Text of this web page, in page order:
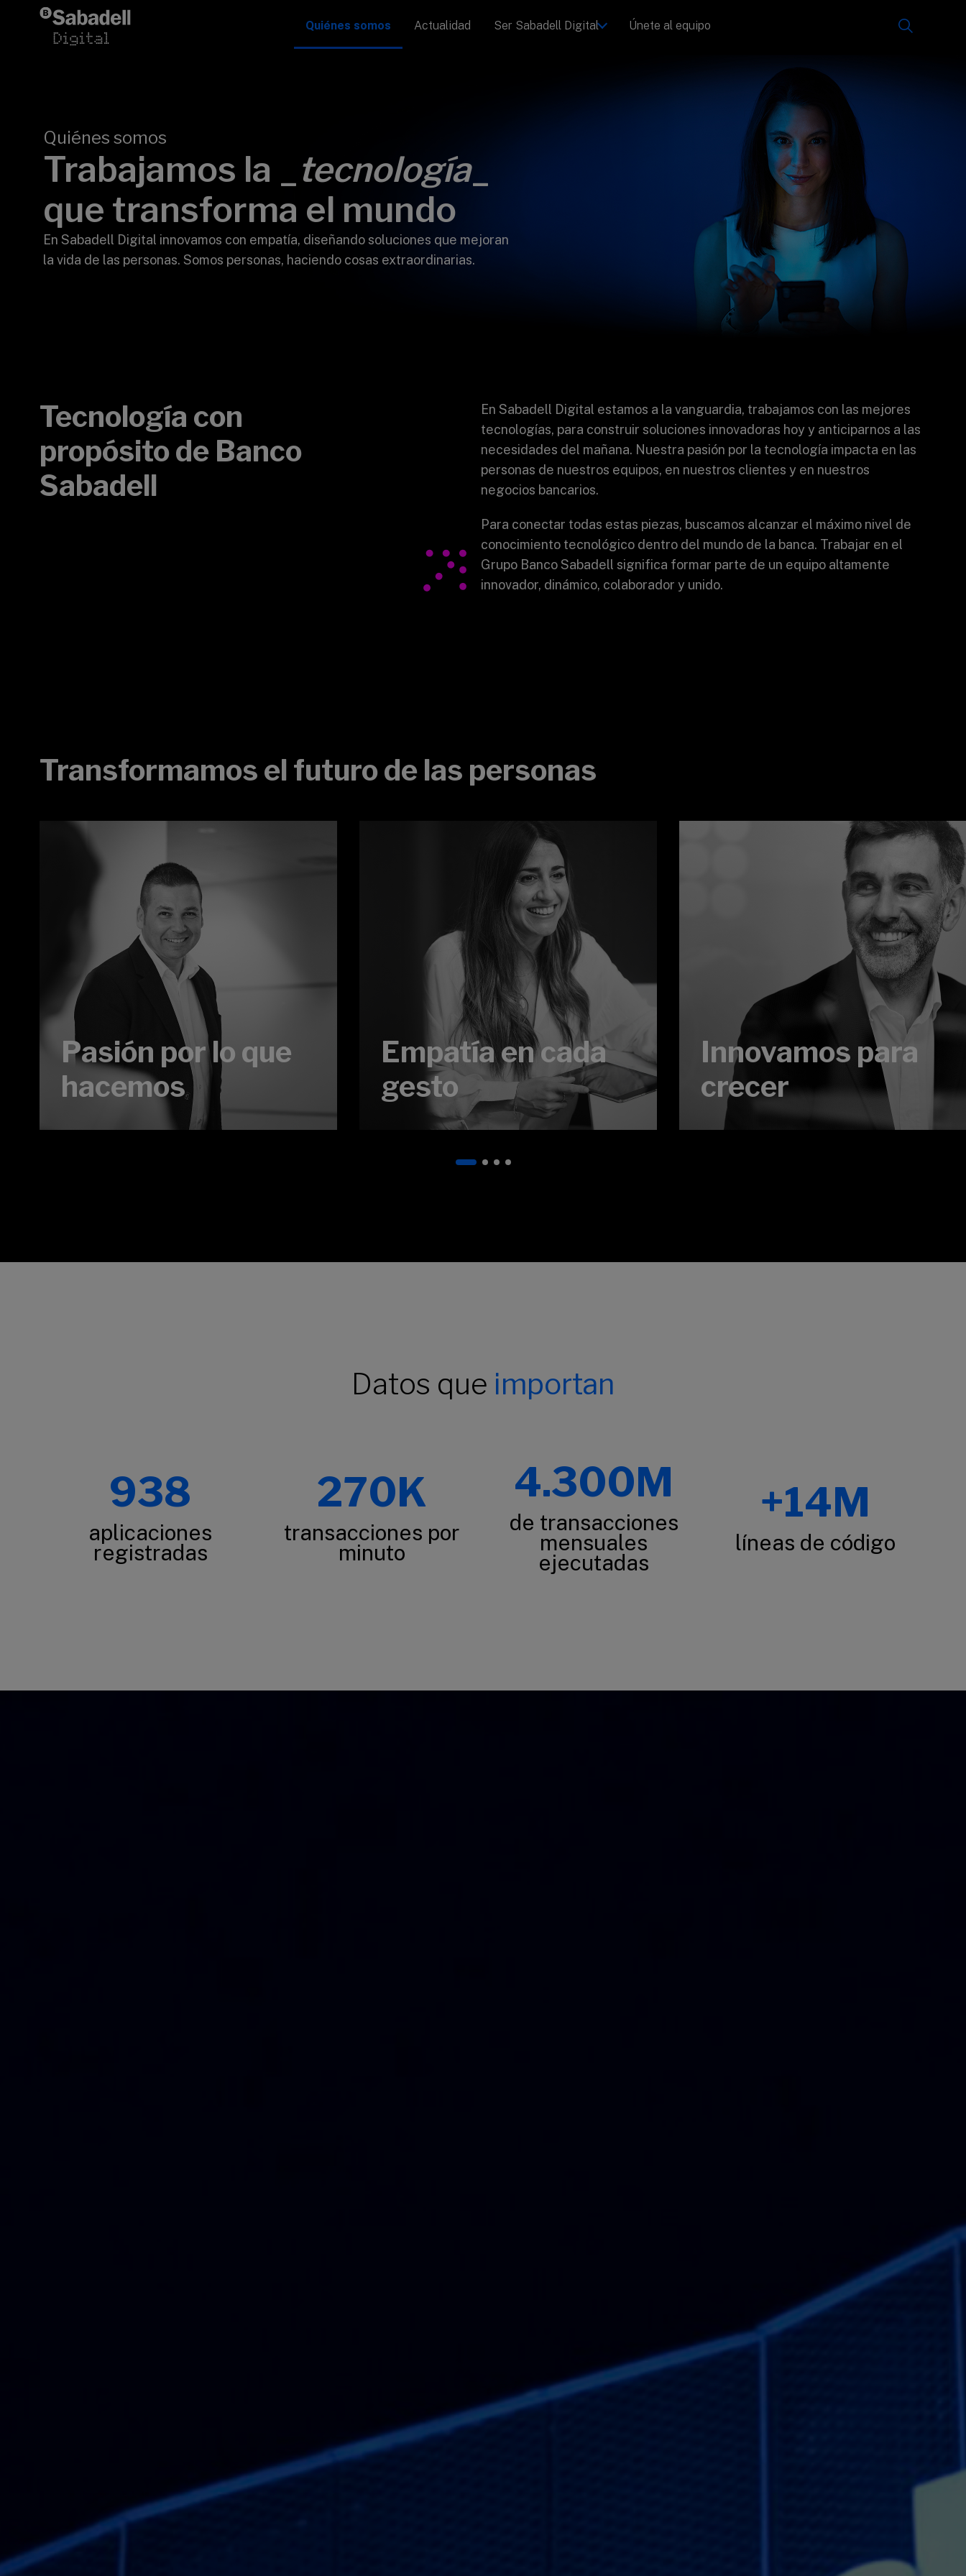
Saltar al contenido
Quiénes somos
Actualidad Ser Sabadell Digital Únete al equipo
Quiénes somos
Trabajamos la _ tecnología_
que transforma el mundo
En Sabadell Digital innovamos con empatía, diseñando soluciones que mejoran
la vida de las personas. Somos personas, haciendo cosas extraordinarias.
Tecnología con
propósito de Banco
Sabadell
En Sabadell Digital estamos a la vanguardia, trabajamos con las mejores
tecnologías, para construir soluciones innovadoras hoy y anticiparnos a las
necesidades del mañana. Nuestra pasión por la tecnología impacta en las
personas de nuestros equipos, en nuestros clientes y en nuestros
negocios bancarios.
Para conectar todas estas piezas, buscamos alcanzar el máximo nivel de
conocimiento tecnológico dentro del mundo de la banca. Trabajar en el
Grupo Banco Sabadell significa formar parte de un equipo altamente
innovador, dinámico, colaborador y unido.
Transformamos el futuro de las personas
Pasión por lo que
hacemos
Empatía en cada
gesto
Innovamos para
crecer
Datos que importan
938
aplicaciones
registradas
270K
transacciones por
minuto
4.300M
de transacciones
mensuales
ejecutadas
+14M
líneas de código